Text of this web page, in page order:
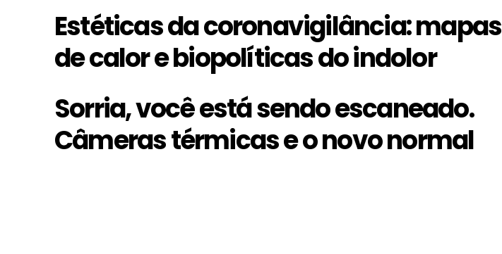
Estéticas da coronavigilância: mapas
de calor e biopolíticas do indolor
Sorria, você está sendo escaneado.
Câmeras térmicas e o novo normal